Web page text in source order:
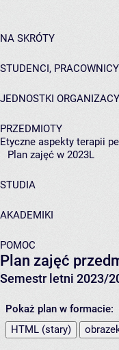
NA SKRÓTY
STUDENCI, PRACOWNICY
JEDNOSTKI
PRZEDMIOTY
Etyczne aspekty terapii
Plan zajęć w 2023L
STUDIA
AKADEMIKI
POMOC
Plan zajęć
Semestr letni 2023/
Pokaż plan w formacie:
HTML (stary)